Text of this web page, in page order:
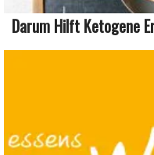
Darum Hilft Ketogene